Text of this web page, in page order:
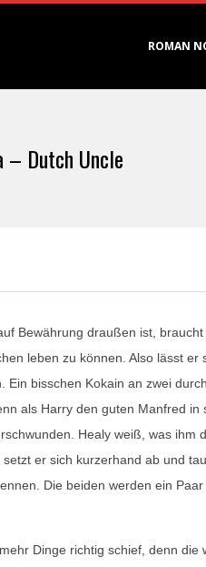
ROMAN
– Dutch Uncle
Bewährung draußen ist, braucht
leben zu können. Also lässt
Ein bisschen Kokain an zwei
als Harry den guten Manfred
Healy weiß, was
er sich kurzerhand ab und
Die beiden werden ein
Dinge richtig schief, denn